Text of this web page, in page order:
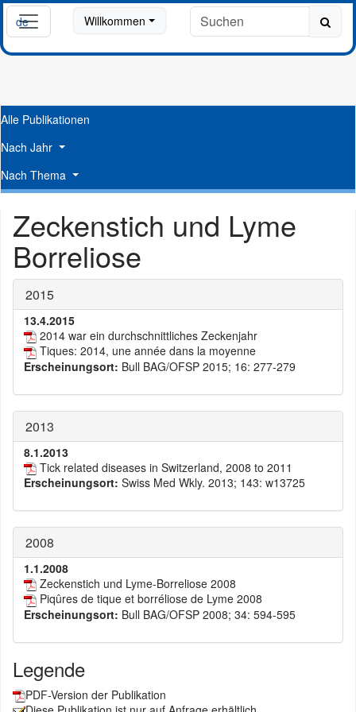
de Willkommen
Alle Publikationen
Nach Jahr
Nach Thema
Zeckenstich und Lyme
Borreliose
2015
13.4.2015
2014 war ein durchschnittliches Zeckenjahr
Tiques: 2014, une année dans la moyenne
Erscheinungsort: Bull BAG/OFSP 2015; 16: 277-279
2013
8.1.2013
Tick related diseases in Switzerland, 2008 to 2011
Erscheinungsort: Swiss Med Wkly. 2013; 143: w13725
2008
1.1.2008
Zeckenstich und Lyme-Borreliose 2008
Piqûres de tique et borréliose de Lyme 2008
Erscheinungsort: Bull BAG/OFSP 2008; 34: 594-595
Legende
PDF-Version der Publikation